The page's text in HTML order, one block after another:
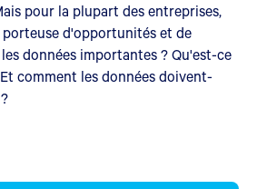
pour la plupart des entreprises,
d'opportunités et de
données importantes ? Qu'est-ce
comment les données doivent-